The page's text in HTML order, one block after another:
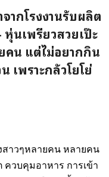
ากโรงงานรับผลิต
หุ่นเพรียวสวยเป๊ะ
คน แต่ไม่อยากกิน
เพราะกลัวโยโย่
สาวๆหลายคน หลายคน
ควบคุมอาหาร การเข้า